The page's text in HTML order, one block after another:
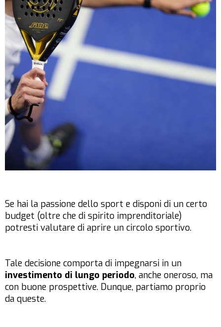
Se hai la passione dello sport e disponi di un certo
budget (oltre che di spirito imprenditoriale)
potresti valutare di aprire un circolo sportivo.
Tale decisione comporta di impegnarsi in un
investimento di lungo periodo, anche oneroso, ma
con buone prospettive. Dunque, partiamo proprio
da queste.